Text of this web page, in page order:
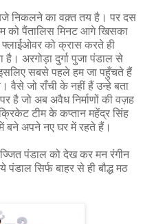
निकलने का वक़्त तय है। पर दस
को पैंतालिस मिनट आगे खिसका
को क्रास करते ही
अरगोड़ा दुर्गा पुजा पंडाल से
इसलिए सबसे पहले हम जा पहुँचते हैं
वैसे जो राँची के नहीं हैं उन्हे बता
है जो अब अवैध निर्माणों की वज़ह
टीम के कप्तान महेंद्र सिंह
में बने अपने नए घर में रहते हैं।
पंडाल को देख कर मन रंगीन
पंडाल सिर्फ बाहर से ही बौद्ध मठ